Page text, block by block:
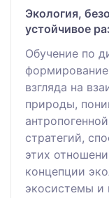
Экология,
устойчивое
Обучение по
взгляда на
природы,
стратегий,
этих
концепции
экосистемы и